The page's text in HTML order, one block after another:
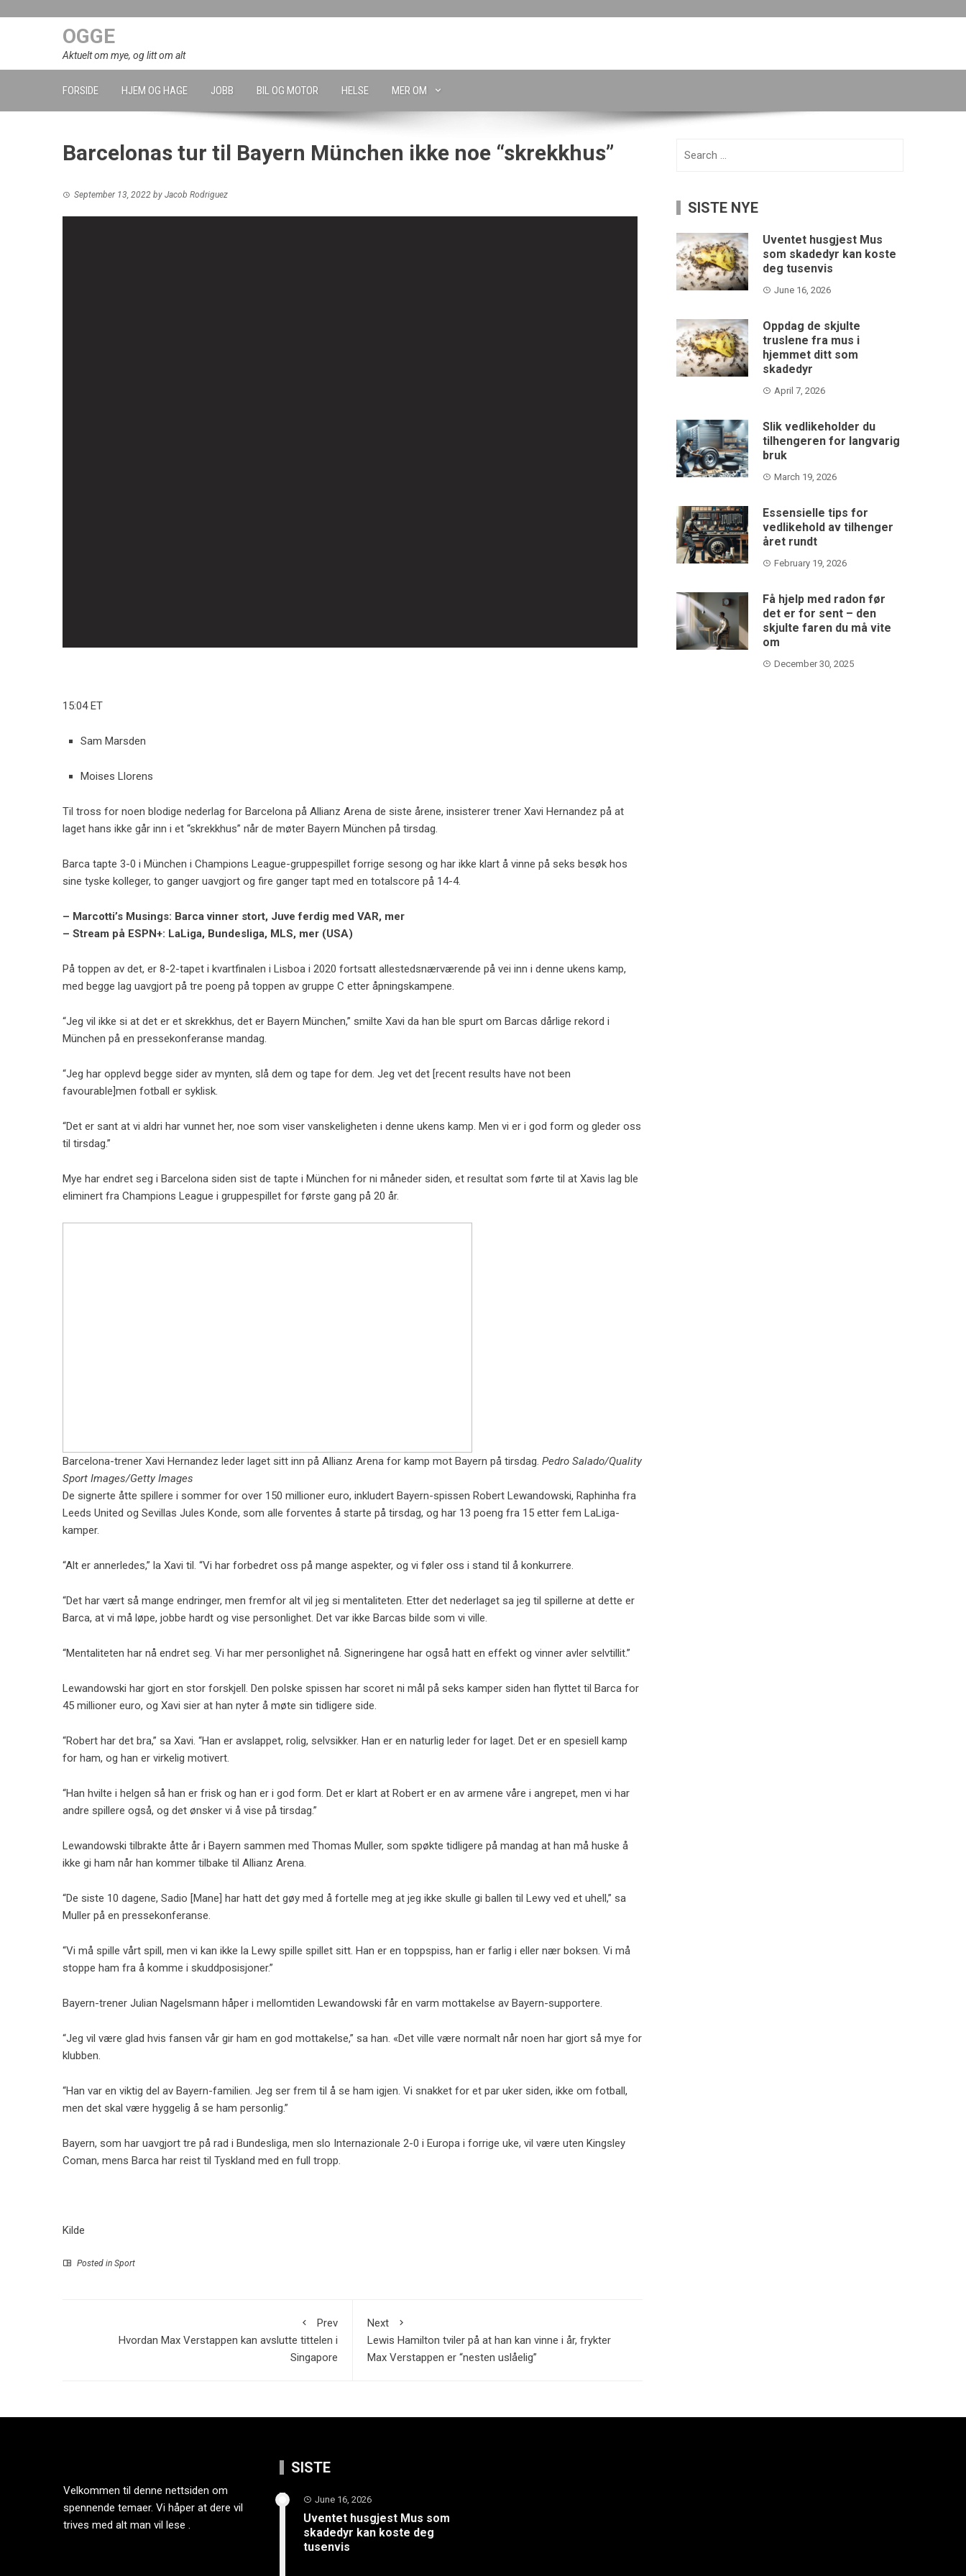
OGGE
Aktuelt om mye, og litt om alt
FORSIDE HJEM OG HAGE JOBB BIL OG MOTOR HELSE MER OM
Barcelonas tur til Bayern München ikke noe “skrekkhus”
September 13, 2022 by Jacob Rodriguez
15:04 ET
Sam Marsden
Moises Llorens
Til tross for noen blodige nederlag for Barcelona på Allianz Arena de siste årene, insisterer trener Xavi Hernandez på at
laget hans ikke går inn i et “skrekkhus” når de møter Bayern München på tirsdag.
Barca tapte 3-0 i München i Champions League-gruppespillet forrige sesong og har ikke klart å vinne på seks besøk hos
sine tyske kolleger, to ganger uavgjort og fire ganger tapt med en totalscore på 14-4.
– Marcotti’s Musings: Barca vinner stort, Juve ferdig med VAR, mer
– Stream på ESPN+: LaLiga, Bundesliga, MLS, mer (USA)
På toppen av det, er 8-2-tapet i kvartfinalen i Lisboa i 2020 fortsatt allestedsnærværende på vei inn i denne ukens kamp, ​​
med begge lag uavgjort på tre poeng på toppen av gruppe C etter åpningskampene.
“Jeg vil ikke si at det er et skrekkhus, det er Bayern München,” smilte Xavi da han ble spurt om Barcas dårlige rekord i
München på en pressekonferanse mandag.
“Jeg har opplevd begge sider av mynten, slå dem og tape for dem. Jeg vet det [recent results have not been
favourable]men fotball er syklisk.
“Det er sant at vi aldri har vunnet her, noe som viser vanskeligheten i denne ukens kamp. Men vi er i god form og gleder oss
til tirsdag.”
Mye har endret seg i Barcelona siden sist de tapte i München for ni måneder siden, et resultat som førte til at Xavis lag ble
eliminert fra Champions League i gruppespillet for første gang på 20 år.
Barcelona-trener Xavi Hernandez leder laget sitt inn på Allianz Arena for kamp mot Bayern på tirsdag. Pedro Salado/Quality
Sport Images/Getty Images
De signerte åtte spillere i sommer for over 150 millioner euro, inkludert Bayern-spissen Robert Lewandowski, Raphinha fra
Leeds United og Sevillas Jules Konde, som alle forventes å starte på tirsdag, og har 13 poeng fra 15 etter fem LaLiga-
kamper.
“Alt er annerledes,” la Xavi til. “Vi har forbedret oss på mange aspekter, og vi føler oss i stand til å konkurrere.
“Det har vært så mange endringer, men fremfor alt vil jeg si mentaliteten. Etter det nederlaget sa jeg til spillerne at dette er
Barca, at vi må løpe, jobbe hardt og vise personlighet. Det var ikke Barcas bilde som vi ville.
“Mentaliteten har nå endret seg. Vi har mer personlighet nå. Signeringene har også hatt en effekt og vinner avler selvtillit.”
Lewandowski har gjort en stor forskjell. Den polske spissen har scoret ni mål på seks kamper siden han flyttet til Barca for
45 millioner euro, og Xavi sier at han nyter å møte sin tidligere side.
“Robert har det bra,” sa Xavi. “Han er avslappet, rolig, selvsikker. Han er en naturlig leder for laget. Det er en spesiell kamp
for ham, og han er virkelig motivert.
“Han hvilte i helgen så han er frisk og han er i god form. Det er klart at Robert er en av armene våre i angrepet, men vi har
andre spillere også, og det ønsker vi å vise på tirsdag.”
Lewandowski tilbrakte åtte år i Bayern sammen med Thomas Muller, som spøkte tidligere på mandag at han må huske å
ikke gi ham når han kommer tilbake til Allianz Arena.
“De siste 10 dagene, Sadio [Mane] har hatt det gøy med å fortelle meg at jeg ikke skulle gi ballen til Lewy ved et uhell,” sa
Muller på en pressekonferanse.
“Vi må spille vårt spill, men vi kan ikke la Lewy spille spillet sitt. Han er en toppspiss, han er farlig i eller nær boksen. Vi må
stoppe ham fra å komme i skuddposisjoner.”
Bayern-trener Julian Nagelsmann håper i mellomtiden Lewandowski får en varm mottakelse av Bayern-supportere.
“Jeg vil være glad hvis fansen vår gir ham en god mottakelse,” sa han. «Det ville være normalt når noen har gjort så mye for
klubben.
“Han var en viktig del av Bayern-familien. Jeg ser frem til å se ham igjen. Vi snakket for et par uker siden, ikke om fotball,
men det skal være hyggelig å se ham personlig.”
Bayern, som har uavgjort tre på rad i Bundesliga, men slo Internazionale 2-0 i Europa i forrige uke, vil være uten Kingsley
Coman, mens Barca har reist til Tyskland med en full tropp.
Kilde
Posted in Sport
Prev
Hvordan Max Verstappen kan avslutte tittelen i
Singapore
Next
Lewis Hamilton tviler på at han kan vinne i år, frykter
Max Verstappen er “nesten uslåelig”
SISTE NYE
Uventet husgjest Mus
som skadedyr kan koste
deg tusenvis
June 16, 2026
Oppdag de skjulte
truslene fra mus i
hjemmet ditt som
skadedyr
April 7, 2026
Slik vedlikeholder du
tilhengeren for langvarig
bruk
March 19, 2026
Essensielle tips for
vedlikehold av tilhenger
året rundt
February 19, 2026
Få hjelp med radon før
det er for sent – den
skjulte faren du må vite
om
December 30, 2025
Velkommen til denne nettsiden om
spennende temaer. Vi håper at dere vil
trives med alt man vil lese .
SISTE
June 16, 2026
Uventet husgjest Mus som
skadedyr kan koste deg
tusenvis